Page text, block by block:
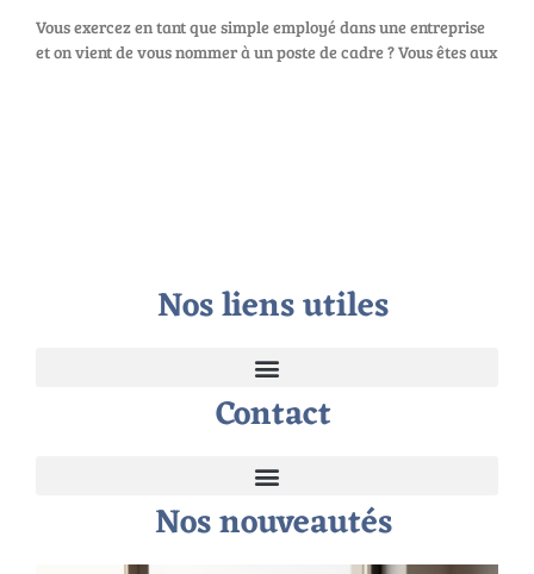
Vous exercez en tant que simple employé dans une entreprise
et on vient de vous nommer à un poste de cadre ? Vous êtes aux
Nos liens utiles
Contact
Nos nouveautés